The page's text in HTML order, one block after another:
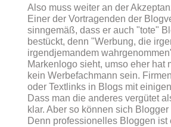
Also muss weiter an der
Einer der Vortragenden der
sinngemäß, dass er auch "tote"
bestückt, denn "Werbung, die
irgendjemandem
Markenlogo sieht, umso eher hat
kein Werbefachmann sein.
oder Textlinks in Blogs mit
Dass man die anderes vergütet
klar. Aber so können sich
Denn professionelles Bloggen ist